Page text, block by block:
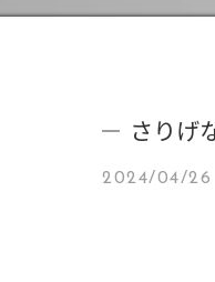
さりげ
2024/04/26